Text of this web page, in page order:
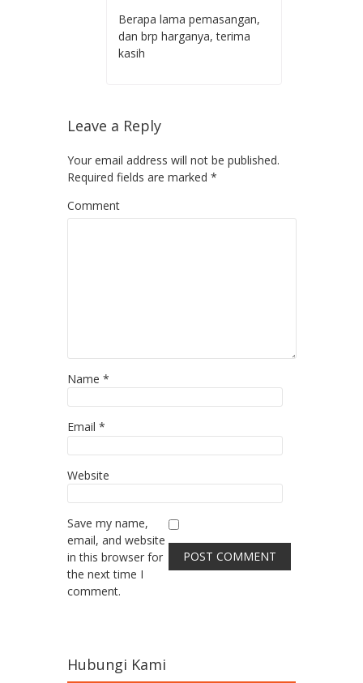
Berapa lama pemasangan,
dan brp harganya, terima
kasih
Leave a Reply
Your email address will not be published.
Required fields are marked *
Comment
Name *
Email *
Website
Save my name,
email, and website
in this browser for
the next time I
comment.
Hubungi Kami